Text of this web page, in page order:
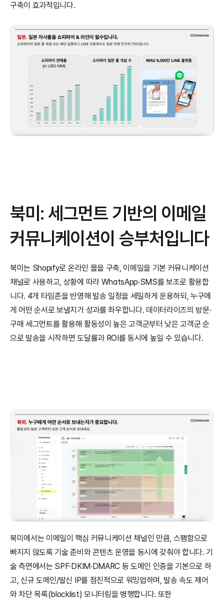
구축이 효과적입니다.
북미: 세그먼트 기반의 이메일
커뮤니케이션이 승부처입니다
북미는 Shopify로 온라인 몰을 구축, 이메일을 기본 커뮤니케이션
채널로 사용하고, 상황에 따라 WhatsApp·SMS를 보조로 활용합
니다. 4개 타임존을 반영해 발송 일정을 세밀하게 운용하되, 누구에
게 어떤 순서로 보낼지가 성과를 좌우합니다. 데이터라이즈의 방문·
구매 세그먼트를 활용해 활동성이 높은 고객군부터 낮은 고객군 순
으로 발송을 시작하면 도달률과 ROI를 동시에 높일 수 있습니다.
북미에서는 이메일이 핵심 커뮤니케이션 채널인 만큼, 스팸함으로
빠지지 않도록 기술 준비와 콘텐츠 운영을 동시에 갖춰야 합니다. 기
술 측면에서는 SPF·DKIM·DMARC 등 도메인 인증을 기본으로 하
고, 신규 도메인/발신 IP를 점진적으로 워밍업하며, 발송 속도 제어
와 차단 목록(blocklist) 모니터링을 병행합니다. 또한